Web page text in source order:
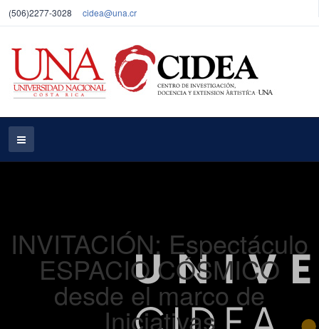
(506)2277-3028 cidea@una.cr
INVITACIÓN: Espectáculo
ESPACIO CÓSMICO
desde el marco de
Iniciativas